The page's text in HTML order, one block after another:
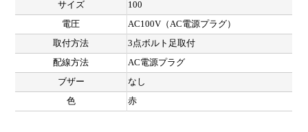
サイズ
100
電圧
AC100V（AC電源プラグ）
取付方法
3点ボルト足取付
配線方法
AC電源プラグ
ブザー
なし
色
赤